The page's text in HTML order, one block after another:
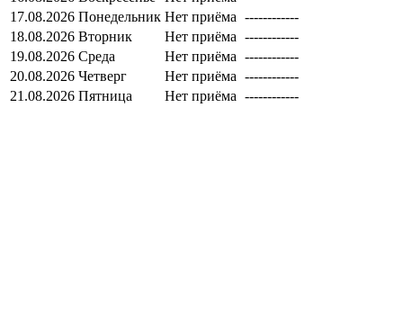
17.08.2026 Понедельник Нет приёма ------------
18.08.2026 Вторник Нет приёма ------------
19.08.2026 Среда Нет приёма ------------
20.08.2026 Четверг Нет приёма ------------
21.08.2026 Пятница Нет приёма ------------